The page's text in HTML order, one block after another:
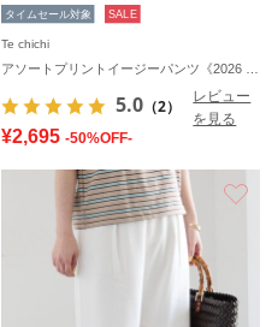
タイムセール対象 SALE
Te chichi
5.0 （2）
レビュー
を見る
¥2,695 -50%OFF-